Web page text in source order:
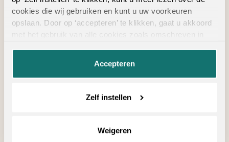
cookies die wij gebruiken en kunt u uw voorkeuren
opslaan. Door op ‘accepteren’ te klikken, gaat u akkoord
Accepteren
Zelf instellen
Weigeren